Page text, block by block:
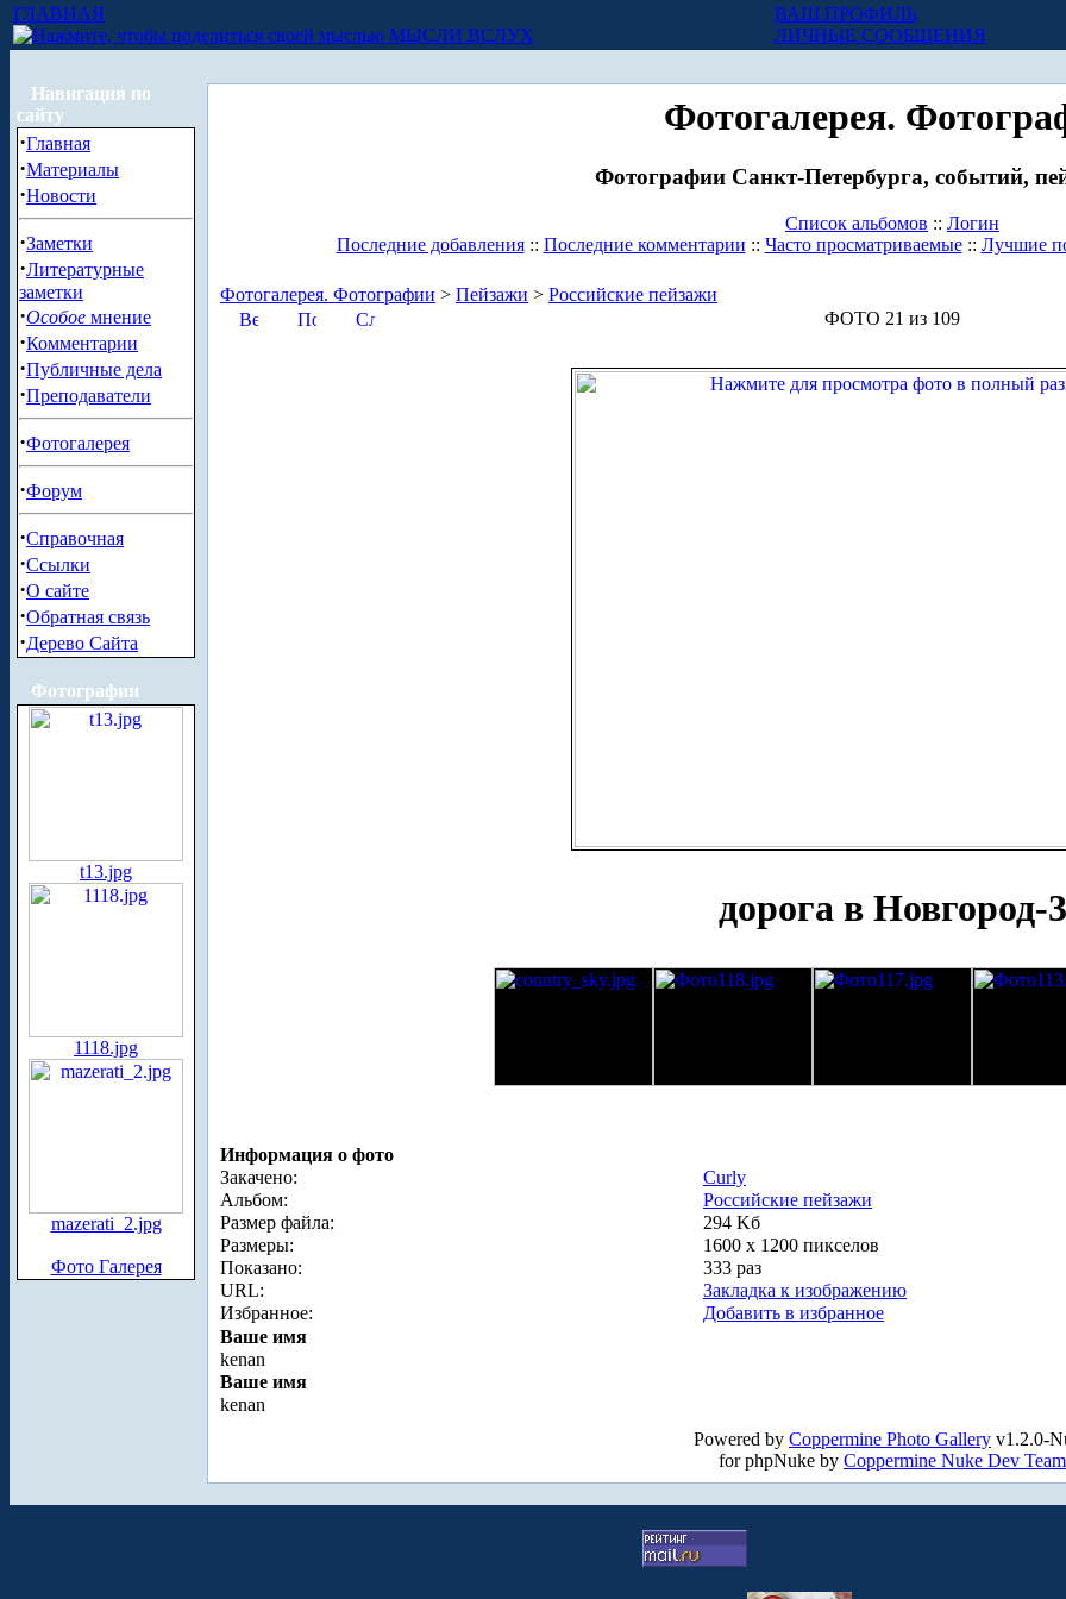
ГЛАВНАЯ
МЫСЛИ ВСЛУХ
ВАШ ПРОФИЛЬ
ЛИЧНЫЕ СООБЩЕНИЯ
Навигация по
сайту
·Главная
·Материалы
·Новости
·Заметки
·Литературные
заметки
·Особое мнение
·Комментарии
·Публичные дела
·Преподаватели
·Фотогалерея
·Форум
·Справочная
·Ссылки
·О сайте
·Обратная связь
·Дерево Сайта
Фотографии
t13.jpg
1118.jpg
mazerati_2.jpg
Фото Галерея
Фотогалерея.
Фотографии Санкт-Петербурга, событий,
Список альбомов :: Логин
Последние добавления:: Последние комментарии :: Часто просматриваемые:: Лучшие
Фотогалерея. Фотографии > Пейзажи > Российские пейзажи
ФОТО 21 из 109
дорога в Новгород-3
Информация о фото
Закачено:
Curly
Альбом:
Российские пейзажи
Размер файла:
294 Kб
Размеры:
1600 x 1200 пикселов
Показано:
333 раз
URL:
Закладка к изображению
Избранное:
Добавить в избранное
Ваше имя
kenan
Ваше имя
kenan
Powered by Coppermine Photo Gallery v1.2.0-
for phpNuke by Coppermine Nuke Dev Team